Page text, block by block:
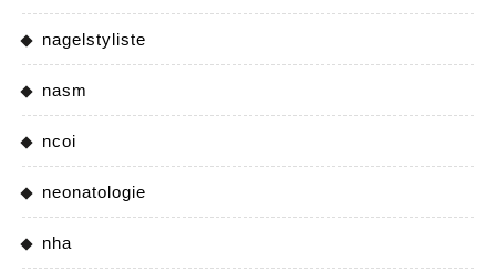
nagelstyliste
nasm
ncoi
neonatologie
nha